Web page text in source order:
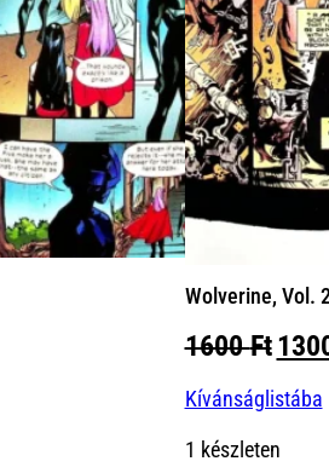
Wolverine, Vol.
1600Ft
was:
Kívánságlistába
1 készleten